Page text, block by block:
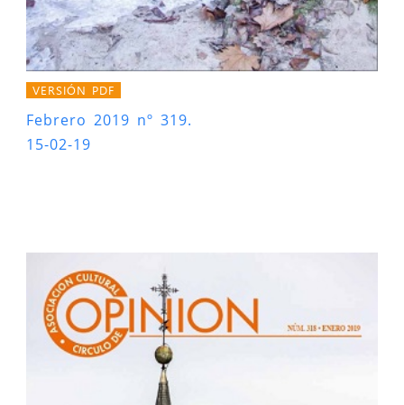
VERSIÓN PDF
Febrero 2019 nº 319.
15-02-19